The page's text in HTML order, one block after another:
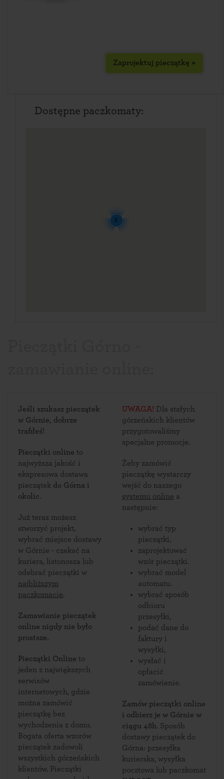
Zaprojektuj pieczątkę »
Dostępne paczkomaty:
2
Jeśli szukasz pieczątek
w Górnie, dobrze
trafiłeś!
Pieczątki online to
najwyższa jakość i
ekspresowa dostawa
pieczątek do Górna i
okolic.
Już teraz możesz
stworzyć projekt,
wybrać miejsce dostawy
w Górnie - czekać na
kuriera, listonosza lub
odebrać pieczątki w
najbliższym
paczkomacie.
Zamawianie pieczątek
online nigdy nie było
prostsze.
Pieczątki Online to
jeden z największych
serwisów
internetowych, gdzie
można zamówić
pieczątkę bez
wychodzenia z domu.
Bogata oferta wzorów
pieczątek zadowoli
wszystkich górzeńskich
klientów. Pieczątki
UWAGA! Dla stałych
górzeńskich klientów
przygotowaliśmy
specjalne promocje.
Żeby zamówić
pieczątkę wystarczy
wejść do naszego
systemu online a
następnie:
wybrać typ
pieczątki,
zaprojektować
wzór pieczątki.
wybrać model
automatu.
wybrać sposób
odbioru
przesyłki,
podać dane do
faktury i
wysyłki,
wysłać i
opłacić
zamówienie.
Zamów pieczątki online
i odbierz je w Górnie w
ciągu 48h. Sposób
dostawy pieczątek do
Górna: przesyłka
kurierska, wysyłka
pocztowa lub paczkomat